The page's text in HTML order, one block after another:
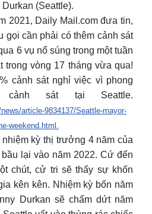
(Seattle).
2021, Daily Mail.com đưa tin,
gọi cần phải có thêm cảnh sát
6 vụ nổ súng trong một tuần
trong vòng 17 tháng vừa qua!
cảnh sát nghỉ việc vì phong
sát tại Seattle.
article-9834137/Seattle-mayor-
weekend.html.
kỳ thị trưởng 4 năm của
lại vào năm 2022. Cứ đến
chút, cử tri sẽ thấy sự khốn
kên kên. Nhiệm kỳ bốn năm
Durkan sẽ chấm dứt năm